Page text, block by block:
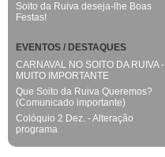
Soito da Ruiva deseja-lhe Boas
Festas!
EVENTOS / DESTAQUES
CARNAVAL NO SOITO DA RUIVA -
MUITO IMPORTANTE
Que Soito da Ruiva Queremos?
(Comunicado importante)
Colóquio 2 Dez. - Alteração
programa